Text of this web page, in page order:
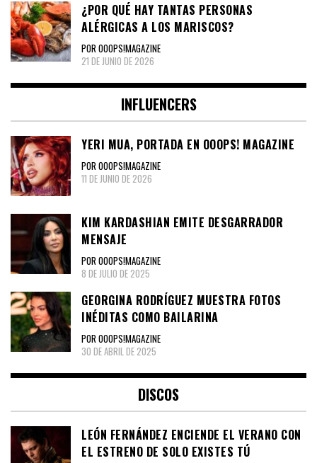
¿POR QUÉ HAY TANTAS PERSONAS
ALÉRGICAS A LOS MARISCOS?
POR OOOPS!MAGAZINE
21 DE JUNIO DE 2026
INFLUENCERS
YERI MUA, PORTADA EN OOOPS! MAGAZINE
POR OOOPS!MAGAZINE
11 DE JUNIO DE 2026
KIM KARDASHIAN EMITE DESGARRADOR
MENSAJE
POR OOOPS!MAGAZINE
8 DE JULIO DE 2025
GEORGINA RODRÍGUEZ MUESTRA FOTOS
INÉDITAS COMO BAILARINA
POR OOOPS!MAGAZINE
30 DE ABRIL DE 2025
DISCOS
LEÓN FERNÁNDEZ ENCIENDE EL VERANO CON
EL ESTRENO DE SOLO EXISTES TÚ